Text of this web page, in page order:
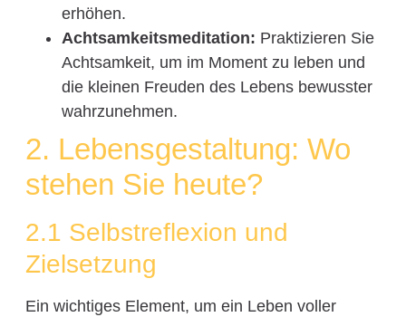
erhöhen.
Achtsamkeitsmeditation: Praktizieren Sie
Achtsamkeit, um im Moment zu leben und
die kleinen Freuden des Lebens bewusster
wahrzunehmen.
2. Lebensgestaltung: Wo
stehen Sie heute?
2.1 Selbstreflexion und
Zielsetzung
Ein wichtiges Element, um ein Leben voller